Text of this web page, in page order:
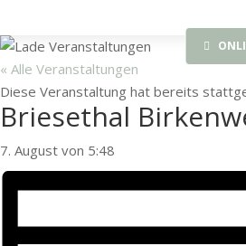
« Alle Veranstaltungen
Diese Veranstaltung hat bereits
Briesethal
7. August von 5:48